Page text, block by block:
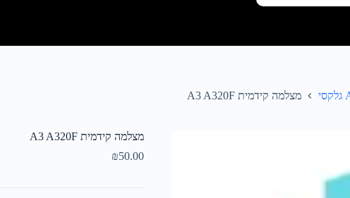
מצלמה קידמית A3 A320F
מצלמה קידמית A3 A320F
₪50.00